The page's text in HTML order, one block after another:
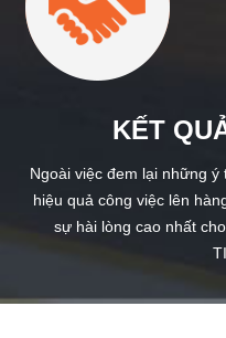
KẾT
Ngoài việc đem lại những
hiệu quả công việc lên
sự hài lòng cao nhất